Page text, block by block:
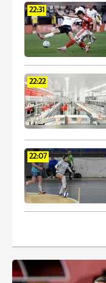
22:31
22:22
22:07